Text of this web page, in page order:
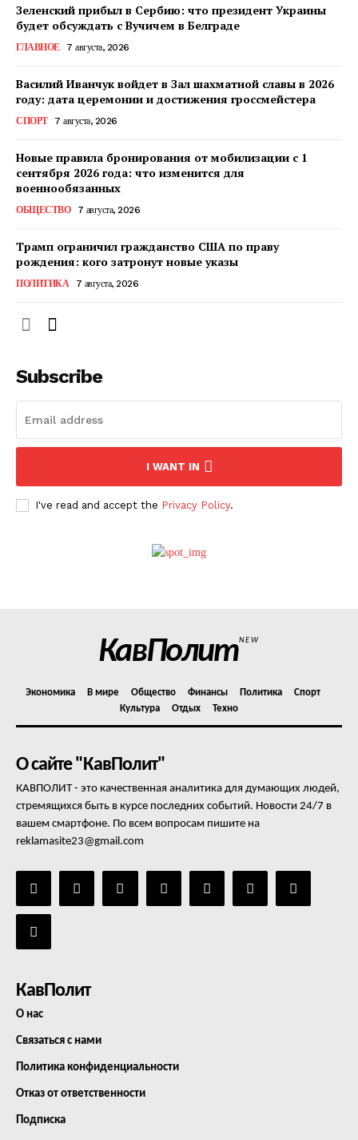
О нас
Политика конфиденциальности
Зеленский прибыл в Сербию: что президент Украины
будет обсуждать с Вучичем в Белграде
ГЛАВНОЕ 7 августа, 2026
Василий Иванчук войдет в Зал шахматной славы в 2026
году: дата церемонии и достижения гроссмейстера
СПОРТ 7 августа, 2026
Новые правила бронирования от мобилизации с 1
сентября 2026 года: что изменится для
военнообязанных
ОБЩЕСТВО 7 августа, 2026
Трамп ограничил гражданство США по праву
рождения: кого затронут новые указы
ПОЛИТИКА 7 августа, 2026
Subscribe
I WANT IN
I've read and accept the Privacy Policy.
КавПолитNEW
Экономика В мире Общество Финансы Политика
Спорт
Культура
Отдых Техно
О сайте "КавПолит"
КАВПОЛИТ - это качественная аналитика для думающих людей,
стремящихся быть в курсе последних событий. Новости 24/7 в
вашем смартфоне. По всем вопросам пишите на
reklamasite23@gmail.com
КавПолит
О нас
Связаться с нами
Политика конфиденциальности
Отказ от ответственности
Подписка